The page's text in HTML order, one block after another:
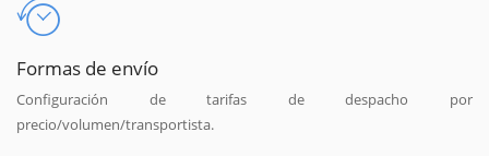
Formas de envío
Configuración de tarifas de despacho por
precio/volumen/transportista.